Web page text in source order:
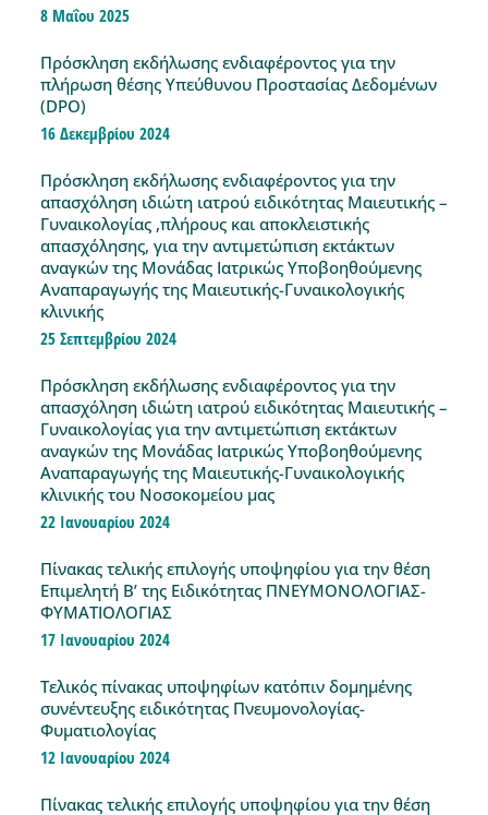
8 Μαΐου 2025
Πρόσκληση εκδήλωσης ενδιαφέροντος για την
πλήρωση θέσης Υπεύθυνου Προστασίας Δεδομένων
(DPO)
16 Δεκεμβρίου 2024
Πρόσκληση εκδήλωσης ενδιαφέροντος για την
απασχόληση ιδιώτη ιατρού ειδικότητας Μαιευτικής –
Γυναικολογίας ,πλήρους και αποκλειστικής
απασχόλησης, για την αντιμετώπιση εκτάκτων
αναγκών της Μονάδας Ιατρικώς Υποβοηθούμενης
Αναπαραγωγής της Μαιευτικής-Γυναικολογικής
κλινικής
25 Σεπτεμβρίου 2024
Πρόσκληση εκδήλωσης ενδιαφέροντος για την
απασχόληση ιδιώτη ιατρού ειδικότητας Μαιευτικής –
Γυναικολογίας για την αντιμετώπιση εκτάκτων
αναγκών της Μονάδας Ιατρικώς Υποβοηθούμενης
Αναπαραγωγής της Μαιευτικής-Γυναικολογικής
κλινικής του Νοσοκομείου μας
22 Ιανουαρίου 2024
Πίνακας τελικής επιλογής υποψηφίου για την θέση
Επιμελητή Β’ της Ειδικότητας ΠΝΕΥΜΟΝΟΛΟΓΙΑΣ-
ΦΥΜΑΤΙΟΛΟΓΙΑΣ
17 Ιανουαρίου 2024
Τελικός πίνακας υποψηφίων κατόπιν δομημένης
συνέντευξης ειδικότητας Πνευμονολογίας-
Φυματιολογίας
12 Ιανουαρίου 2024
Πίνακας τελικής επιλογής υποψηφίου για την θέση